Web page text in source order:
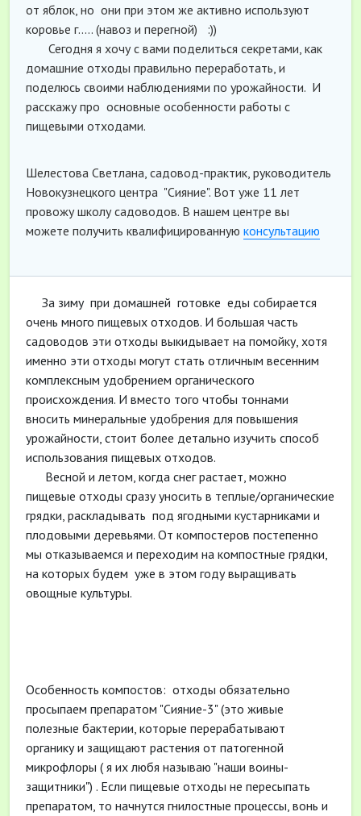
от яблок, но они при этом же активно используют
коровье г..... (навоз и перегной) :))
Сегодня я хочу с вами поделиться секретами, как
домашние отходы правильно переработать, и
поделюсь своими наблюдениями по урожайности. И
расскажу про основные особенности работы с
пищевыми отходами.
Шелестова Светлана, садовод-практик, руководитель
Новокузнецкого центра "Сияние". Вот уже 11 лет
провожу школу садоводов. В нашем центре вы
можете получить квалифицированную консультацию
За зиму при домашней готовке еды собирается
очень много пищевых отходов. И большая часть
садоводов эти отходы выкидывает на помойку, хотя
именно эти отходы могут стать отличным весенним
комплексным удобрением органического
происхождения. И вместо того чтобы тоннами
вносить минеральные удобрения для повышения
урожайности, стоит более детально изучить способ
использования пищевых отходов.
Весной и летом, когда снег растает, можно
пищевые отходы сразу уносить в теплые/органические
грядки, раскладывать под ягодными кустарниками и
плодовыми деревьями. От компостеров постепенно
мы отказываемся и переходим на компостные грядки,
на которых будем уже в этом году выращивать
овощные культуры.
Особенность компостов: отходы обязательно
просыпаем препаратом "Сияние-3" (это живые
полезные бактерии, которые перерабатывают
органику и защищают растения от патогенной
микрофлоры ( я их любя называю "наши воины-
защитники") . Если пищевые отходы не пересыпать
препаратом, то начнутся гнилостные процессы, вонь и